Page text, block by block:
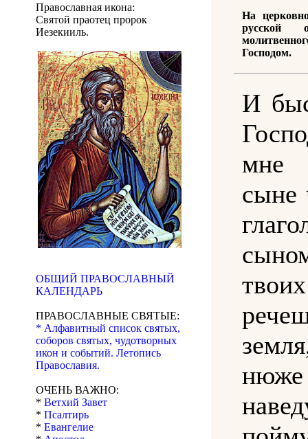
Православная икона:
Святой праотец пророк
Иезекииль.
ОБЩИЙ ПРАВОСЛАВНЫЙ
КАЛЕНДАРЬ
ПРАВОСЛАВНЫЕ СВЯТЫЕ:
* Алфавитный список святых,
соборов святых, чудотворных
икон и событий. Летопись
Православия.
ОЧЕНЬ ВАЖНО:
* Ветхий Завет
* Псалтирь
* Евангелие
На
русской
Господом.
И
мне
сыне